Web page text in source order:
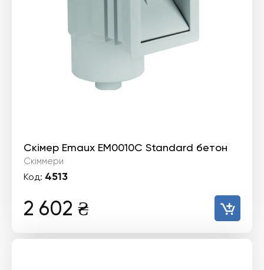
Скімер Emaux EM0010С Standard бетон
Скіммери
Код: 4513
2 602 ₴